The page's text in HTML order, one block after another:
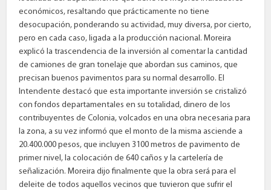
económicos, resaltando que prácticamente no tiene
desocupación, ponderando su actividad, muy diversa, por cierto,
pero en cada caso, ligada a la producción nacional. Moreira
explicó la trascendencia de la inversión al comentar la cantidad
de camiones de gran tonelaje que abordan sus caminos, que
precisan buenos pavimentos para su normal desarrollo. El
Intendente destacó que esta importante inversión se cristalizó
con fondos departamentales en su totalidad, dinero de los
contribuyentes de Colonia, volcados en una obra necesaria para
la zona, a su vez informó que el monto de la misma asciende a
20.400.000 pesos, que incluyen 3100 metros de pavimento de
primer nivel, la colocación de 640 caños y la cartelería de
señalización. Moreira dijo finalmente que la obra será para el
deleite de todos aquellos vecinos que tuvieron que sufrir el